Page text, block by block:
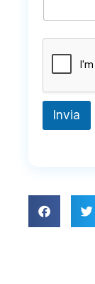
Invia